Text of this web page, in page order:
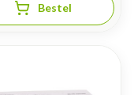
Bestel